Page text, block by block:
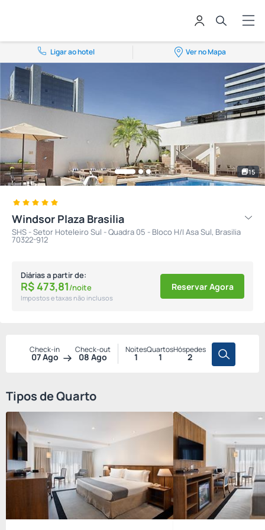
Ligar ao hotel Ver no Mapa
15
Windsor Plaza Brasilia
SHS - Setor Hoteleiro Sul - Quadra 05 - Bloco H/I Asa Sul, Brasilia
70322-912
Diárias a partir de:
R$ 473,81/noite
Impostos e taxas não inclusos
Reservar Agora
Check-in
07 Ago
Check-out
08 Ago
Noites
1
Quartos
1
Hóspedes
2
Tipos de Quarto